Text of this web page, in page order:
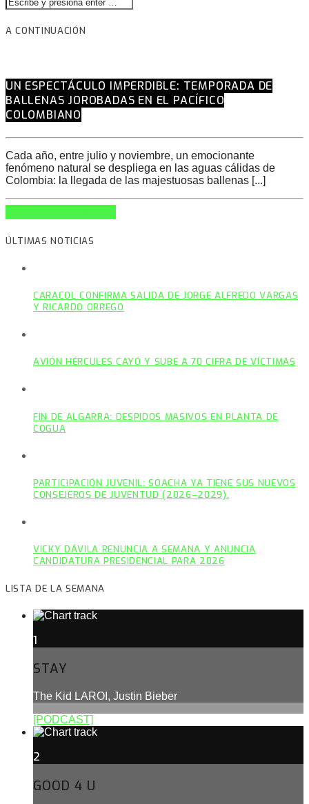
A CONTINUACIÓN
UN ESPECTÁCULO IMPERDIBLE: TEMPORADA DE
BALLENAS JOROBADAS EN EL PACÍFICO
COLOMBIANO
Cada año, entre julio y noviembre, un emocionante
fenómeno natural se despliega en las aguas cálidas de
Colombia: la llegada de las majestuosas ballenas [...]
ÚLTIMAS NOTICIAS
CARACOL CONFIRMA SALIDA DE JORGE ALFREDO VARGAS
Y RICARDO ORREGO
AVIÓN HÉRCULES CAYÓ Y SUBE A 70 CIFRA DE VÍCTIMAS
FIN DE ALGARRA: DESPIDOS MASIVOS EN PLANTA DE
COGUA
PARTICIPACIÓN JUVENIL: SOACHA YA TIENE SUS NUEVOS
CONSEJEROS DE JUVENTUD (2026–2029).
VICKY DÁVILA RENUNCIA A SEMANA Y ANUNCIA
CANDIDATURA PRESIDENCIAL PARA 2026
LISTA DE LA SEMANA
1
STAY
The Kid LAROI, Justin Bieber
[PODCAST]
2
GOOD 4 U